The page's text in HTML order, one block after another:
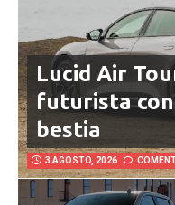
Lucid Air
futurista
bestia
3 AGOSTO, 2026